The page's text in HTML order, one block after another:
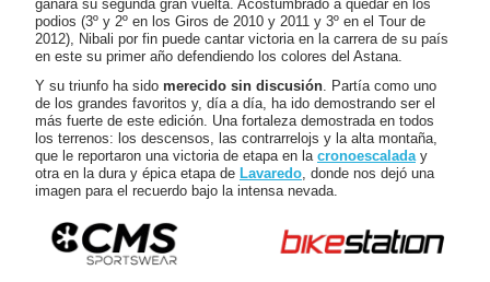
ganara su segunda gran vuelta. Acostumbrado a quedar en los
podios (3º y 2º en los Giros de 2010 y 2011 y 3º en el Tour de
2012), Nibali por fin puede cantar victoria en la carrera de su país
en este su primer año defendiendo los colores del Astana.
Y su triunfo ha sido merecido sin discusión . Partía como uno
de los grandes favoritos y, día a día, ha ido demostrando ser el
más fuerte de este edición. Una fortaleza demostrada en todos
los terrenos: los descensos, las contrarrelojs y la alta montaña,
que le reportaron una victoria de etapa en la cronoescalada y
otra en la dura y épica etapa de Lavaredo , donde nos dejó una
imagen para el recuerdo bajo la intensa nevada.